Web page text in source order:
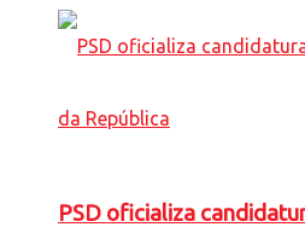
PSD oficializa